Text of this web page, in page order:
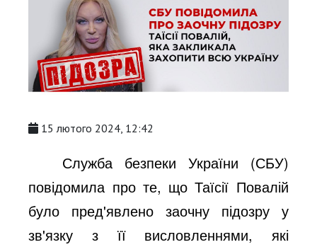
15 лютого 2024, 12:42
Служба безпеки України (СБУ)
повідомила про те, що Таїсії Повалій
було пред'явлено заочну підозру у
зв'язку з її висловленнями, які